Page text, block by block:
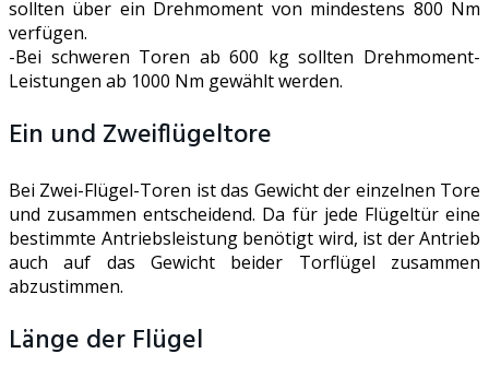
sollten über ein Drehmoment von mindestens 800 Nm
verfügen.
-Bei schweren Toren ab 600 kg sollten Drehmoment-
Leistungen ab 1000 Nm gewählt werden.
Ein und Zweiflügeltore
Bei Zwei-Flügel-Toren ist das Gewicht der einzelnen Tore
und zusammen entscheidend. Da für jede Flügeltür eine
bestimmte Antriebsleistung benötigt wird, ist der Antrieb
auch auf das Gewicht beider Torflügel zusammen
abzustimmen.
Länge der Flügel